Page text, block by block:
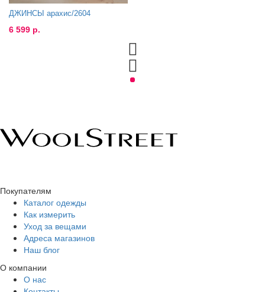
ДЖИНСЫ арахис/2604
6 599 р.
Покупателям
Каталог одежды
Как измерить
Уход за вещами
Адреса магазинов
Наш блог
О компании
О нас